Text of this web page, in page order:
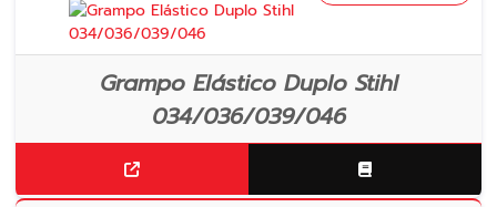
Grampo Elástico Duplo Stihl
034/036/039/046